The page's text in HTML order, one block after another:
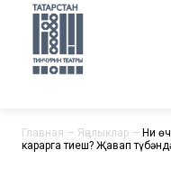
Главная — Яңалыклар — Ни
карарга тиеш? Җавап